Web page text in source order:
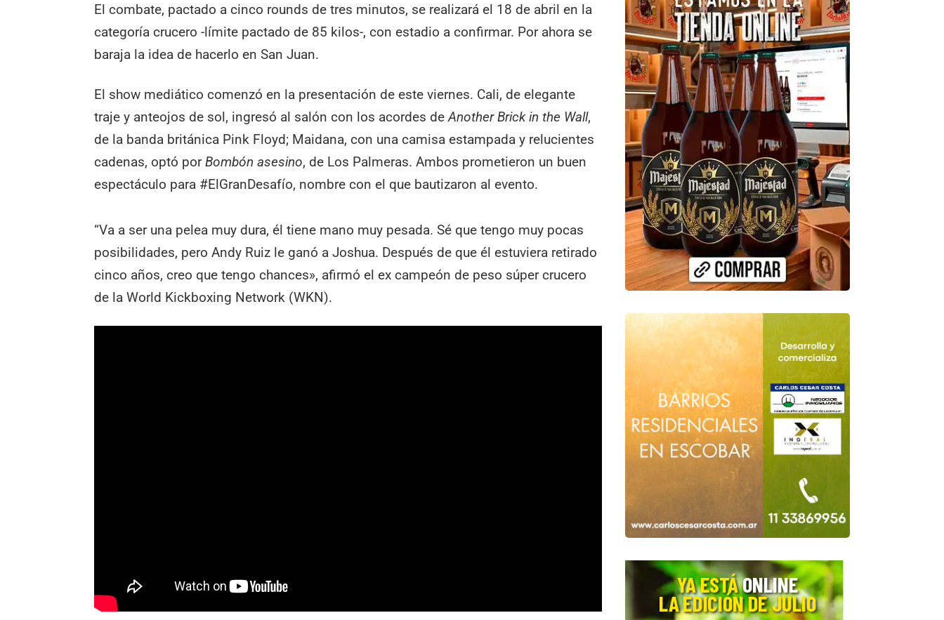
El combate, pactado a cinco rounds de tres minutos, se realizará el 18 de abril en la
categoría crucero -límite pactado de 85 kilos-, con estadio a confirmar. Por ahora se
baraja la idea de hacerlo en San Juan.
El show mediático comenzó en la presentación de este viernes. Cali, de elegante
traje y anteojos de sol, ingresó al salón con los acordes deAnother Brick in the Wall,
de la banda británica Pink Floyd; Maidana, con una camisa estampada y relucientes
cadenas, optó porBombón asesino, de Los Palmeras. Ambos prometieron un buen
espectáculo para #ElGranDesafío, nombre con el que bautizaron al evento.
“Va a ser una pelea muy dura, él tiene mano muy pesada. Sé que tengo muy pocas
posibilidades, pero Andy Ruiz le ganó a Joshua. Después de que él estuviera retirado
cinco años, creo que tengo chances», afirmó el ex campeón de peso súper crucero
de la World Kickboxing Network (WKN).